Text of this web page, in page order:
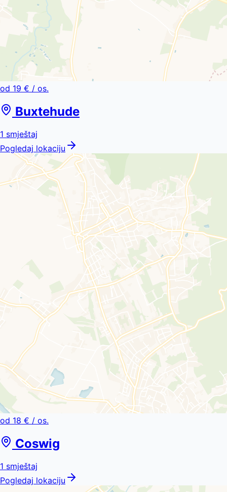
od 19 € / os.
Buxtehude
1 smještaj
Pogledaj lokaciju
od 18 € / os.
Coswig
1 smještaj
Pogledaj lokaciju